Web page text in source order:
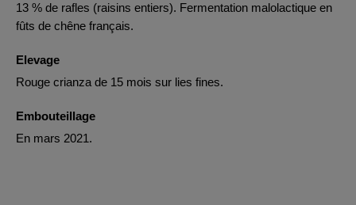
13 % de rafles (raisins entiers). Fermentation malolactique en
fûts de chêne français.
Elevage
Rouge crianza de 15 mois sur lies fines.
Embouteillage
En mars 2021.